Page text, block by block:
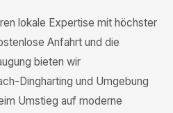
lokale Expertise mit höchster
Anfahrt und die
bieten wir
Dingharting und Umgebung
Umstieg auf moderne